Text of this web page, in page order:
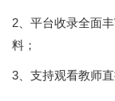
2、平台收录全面
料；
3、支持观看教师